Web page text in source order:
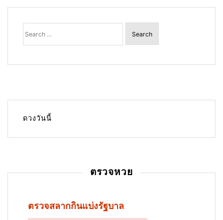
Search
for:
ดวงวันนี้
ตรวจหวย